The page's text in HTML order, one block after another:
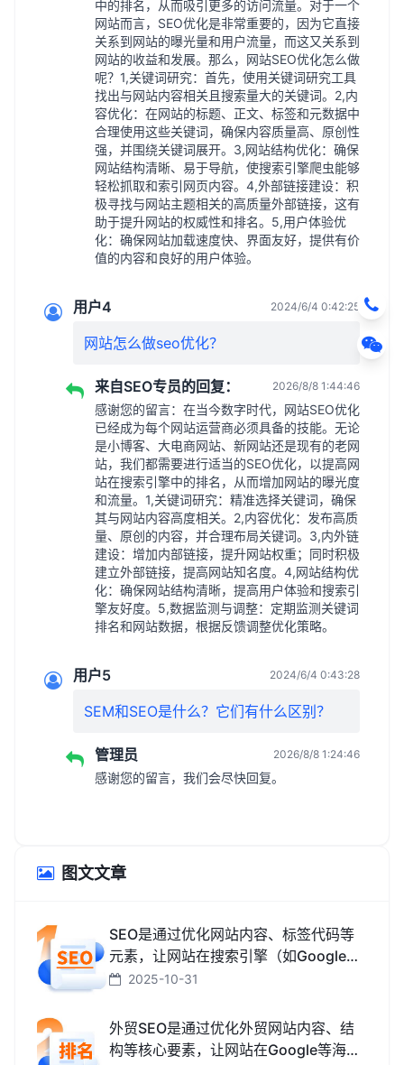
中的排名，从而吸引更多的访问流量。对于一个
网站而言，SEO优化是非常重要的，因为它直接
关系到网站的曝光量和用户流量，而这又关系到
网站的收益和发展。那么，网站SEO优化怎么做
呢？1,关键词研究：首先，使用关键词研究工具
找出与网站内容相关且搜索量大的关键词。2,内
容优化：在网站的标题、正文、标签和元数据中
合理使用这些关键词，确保内容质量高、原创性
强，并围绕关键词展开。3,网站结构优化：确保
网站结构清晰、易于导航，使搜索引擎爬虫能够
轻松抓取和索引网页内容。4,外部链接建设：积
极寻找与网站主题相关的高质量外部链接，这有
助于提升网站的权威性和排名。5,用户体验优
化：确保网站加载速度快、界面友好，提供有价
值的内容和良好的用户体验。
用户4 2024/6/4 0:42:25
网站怎么做seo优化？
来自SEO专员的回复： 2026/8/8 1:44:46
感谢您的留言：在当今数字时代，网站SEO优化
已经成为每个网站运营商必须具备的技能。无论
是小博客、大电商网站、新网站还是现有的老网
站，我们都需要进行适当的SEO优化，以提高网
站在搜索引擎中的排名，从而增加网站的曝光度
和流量。1,关键词研究：精准选择关键词，确保
其与网站内容高度相关。2,内容优化：发布高质
量、原创的内容，并合理布局关键词。3,内外链
建设：增加内部链接，提升网站权重；同时积极
建立外部链接，提高网站知名度。4,网站结构优
化：确保网站结构清晰，提高用户体验和搜索引
擎友好度。5,数据监测与调整：定期监测关键词
排名和网站数据，根据反馈调整优化策略。
用户5 2024/6/4 0:43:28
SEM和SEO是什么？它们有什么区别？
管理员 2026/8/8 1:24:46
感谢您的留言，我们会尽快回复。
图文文章
SEO是通过优化网站内容、标签代码等
元素，让网站在搜索引擎（如Google、
百度、搜狗、必应）中排名更靠前，从
2025-10-31
外贸SEO是通过优化外贸网站内容、结
构等核心要素，让网站在Google等海外